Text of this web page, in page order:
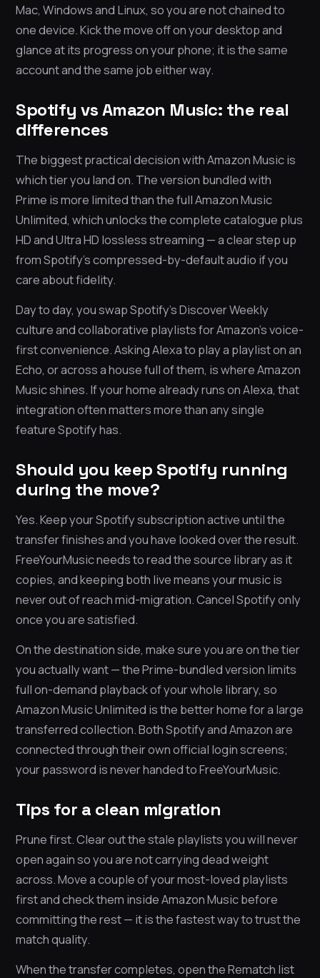
Mac, Windows and Linux, so you are not chained to
one device. Kick the move off on your desktop and
glance at its progress on your phone; it is the same
account and the same job either way.
Spotify vs Amazon Music: the real
differences
The biggest practical decision with Amazon Music is
which tier you land on. The version bundled with
Prime is more limited than the full Amazon Music
Unlimited, which unlocks the complete catalogue plus
HD and Ultra HD lossless streaming — a clear step up
from Spotify’s compressed-by-default audio if you
care about fidelity.
Day to day, you swap Spotify’s Discover Weekly
culture and collaborative playlists for Amazon’s voice-
first convenience. Asking Alexa to play a playlist on an
Echo, or across a house full of them, is where Amazon
Music shines. If your home already runs on Alexa, that
integration often matters more than any single
feature Spotify has.
Should you keep Spotify running
during the move?
Yes. Keep your Spotify subscription active until the
transfer finishes and you have looked over the result.
FreeYourMusic needs to read the source library as it
copies, and keeping both live means your music is
never out of reach mid-migration. Cancel Spotify only
once you are satisfied.
On the destination side, make sure you are on the tier
you actually want — the Prime-bundled version limits
full on-demand playback of your whole library, so
Amazon Music Unlimited is the better home for a large
transferred collection. Both Spotify and Amazon are
connected through their own official login screens;
your password is never handed to FreeYourMusic.
Tips for a clean migration
Prune first. Clear out the stale playlists you will never
open again so you are not carrying dead weight
across. Move a couple of your most-loved playlists
first and check them inside Amazon Music before
committing the rest — it is the fastest way to trust the
match quality.
When the transfer completes, open the Rematch list